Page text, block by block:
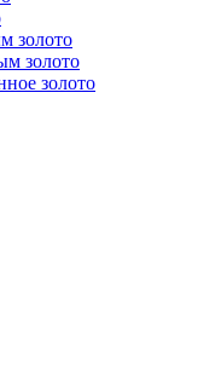
золото
золото
золото